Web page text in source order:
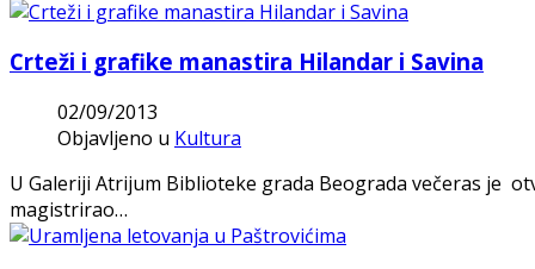
Crteži i grafike manastira Hilandar i Savina
02/09/2013
Objavljeno u Kultura
U Galeriji Atrijum Biblioteke grada Beograda večeras je
magistrirao…